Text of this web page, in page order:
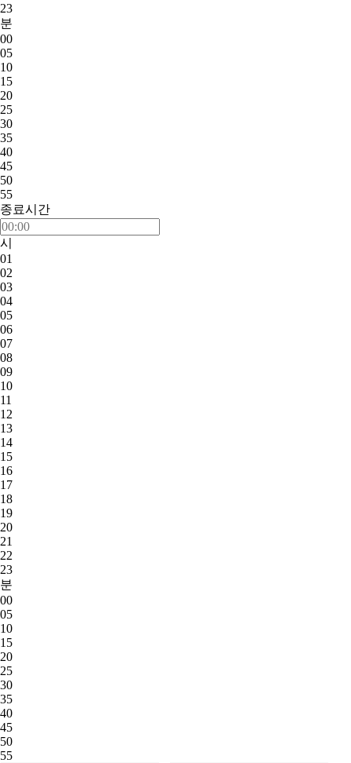
23
분
00
05
10
15
20
25
30
35
40
45
50
55
종료시간
시
01
02
03
04
05
06
07
08
09
10
11
12
13
14
15
16
17
18
19
20
21
22
23
분
00
05
10
15
20
25
30
35
40
45
50
55